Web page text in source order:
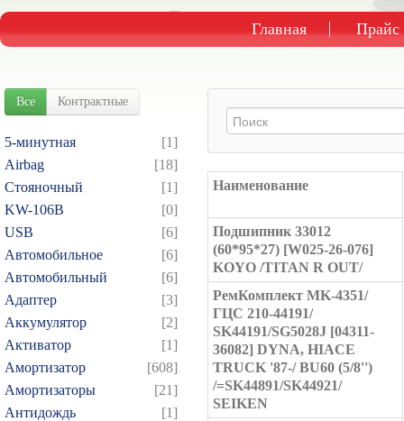
Главная Прайс
Все Контрактные
5-минутная
[1]
Airbag
[18]
Cтояночный
[1]
KW-106B
[0]
USB
[6]
Автомобильное
[6]
Автомобильный
[6]
Адаптер
[3]
Аккумулятор
[2]
Активатор
[1]
Амортизатор
[608]
Амортизаторы
[21]
Антидождь
[1]
Наименование
Подшипник 33012
(60*95*27) [W025-26-076]
KOYO /TITAN R OUT/
РемКомплект MK-4351/
ГЦС 210-44191/
SK44191/SG5028J [04311-
36082] DYNA, HIACE
TRUCK '87-/ BU60 (5/8'')
/=SK44891/SK44921/
SEIKEN